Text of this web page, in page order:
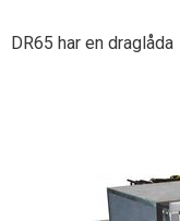
DR65 har en draglåda